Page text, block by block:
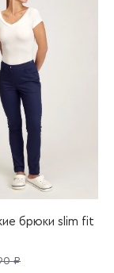
брюки slim fit
₽